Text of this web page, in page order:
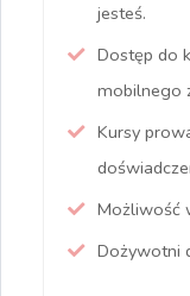
jesteś.
Dostęp do
mobilnego
Kursy
Możliwość
Dożywotni